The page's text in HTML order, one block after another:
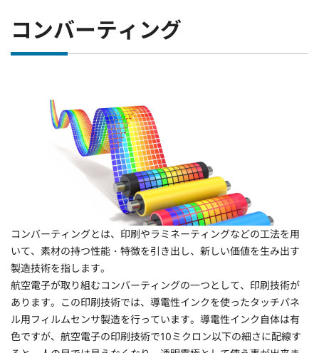
コンバーティング
コンバーティングとは、印刷やラミネーティングなどの工法を用
いて、素材の持つ性能・特徴を引き出し、新しい価値を生み出す
製造技術を指します。
航空電子が取り組むコンバーティングの一つとして、印刷技術が
あります。この印刷技術では、導電性インクを使ったタッチパネ
ル用フィルムセンサ製造を行っています。導電性インク自体は有
色ですが、航空電子の印刷技術で10ミクロン以下の細さに配線す